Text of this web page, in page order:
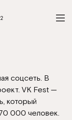
соцсеть. В
VK Fest —
который
000 человек.